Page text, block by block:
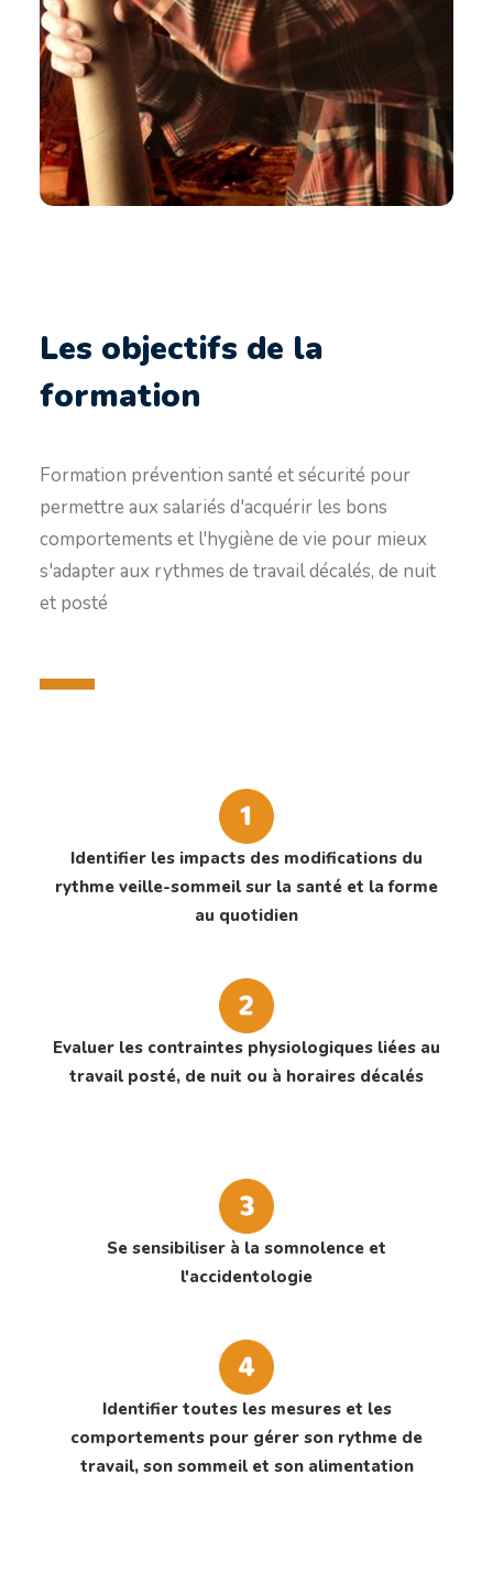
Les objectifs de la
formation
Formation prévention santé et sécurité pour
permettre aux salariés d'acquérir les bons
comportements et l'hygiène de vie pour mieux
s'adapter aux rythmes de travail décalés, de nuit
et posté
Identifier les impacts des modifications du
rythme veille-sommeil sur la santé et la forme
au quotidien
Evaluer les contraintes physiologiques liées au
travail posté, de nuit ou à horaires décalés
Se sensibiliser à la somnolence et
l'accidentologie
Identifier toutes les mesures et les
comportements pour gérer son rythme de
travail, son sommeil et son alimentation